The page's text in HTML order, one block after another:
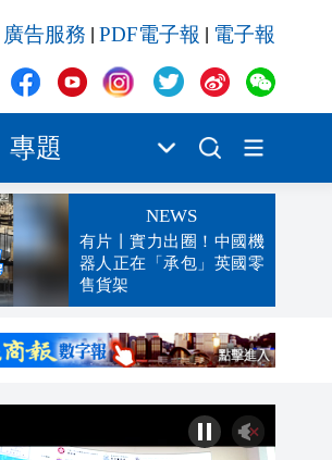
廣告服務 PDF電子報 電子報
專題
NEWS
有片丨實力出圈！中國機
器人正在「承包」英國零
售貨架